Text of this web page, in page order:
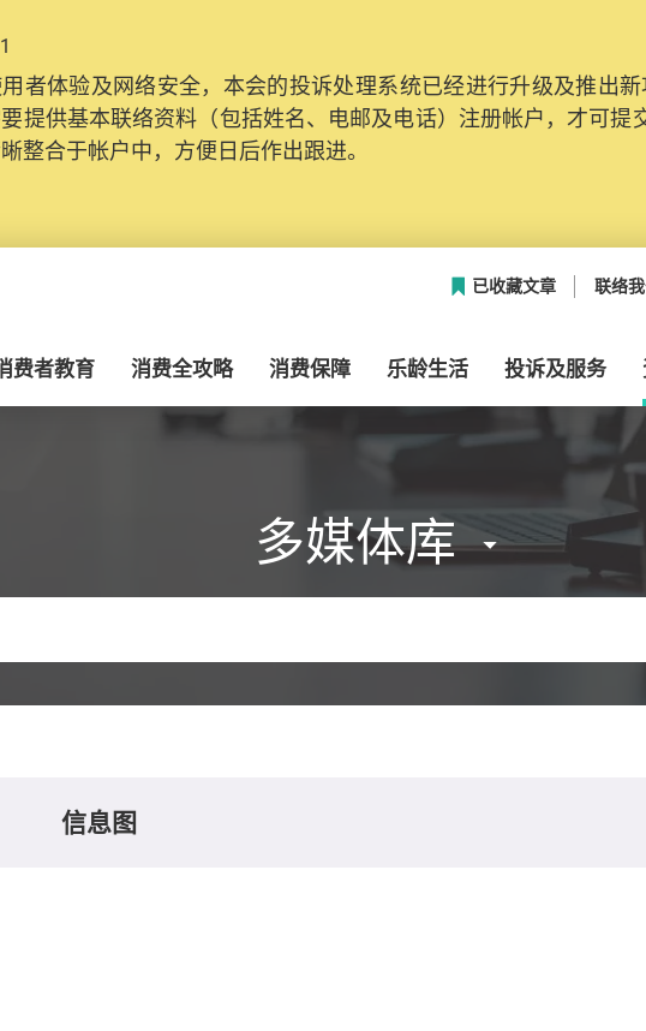
者体验及网络安全，本会的投诉处理系统已经进行升级及推出
提供基本联络资料（包括姓名、电邮及电话）注册帐户，才可提
整合于帐户中，方便日后作出跟进。
已收藏文章 联络
费者教育 消费全攻略 消费保障 乐龄生活 投诉及服务
多媒体库
信息图